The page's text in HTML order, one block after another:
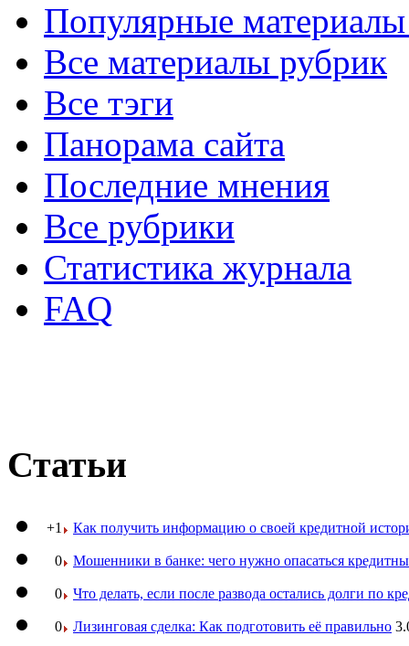
Популярные
Все материалы рубрик
Все тэги
Панорама сайта
Последние мнения
Все рубрики
Статистика журнала
FAQ
Статьи
+1 Как получить информацию о своей кредитной
0 Мошенники в банке: чего нужно опасаться
0 Что делать, если после развода остались долги по
0 Лизинговая сделка: Как подготовить её правильно